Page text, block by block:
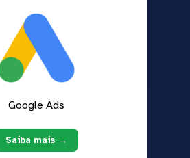
Google Ads
Saiba mais →